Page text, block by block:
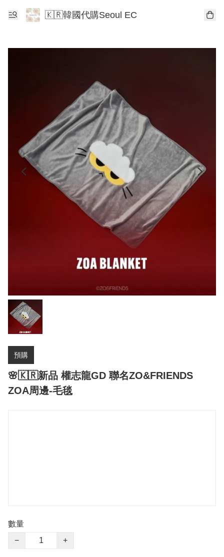
🇰🇷韓國代購Seoul EC
預購
🌸🇰🇷新品 權志龍GD 聯名ZO&FRIENDS
ZOA周邊-毛毯
數量
−
+